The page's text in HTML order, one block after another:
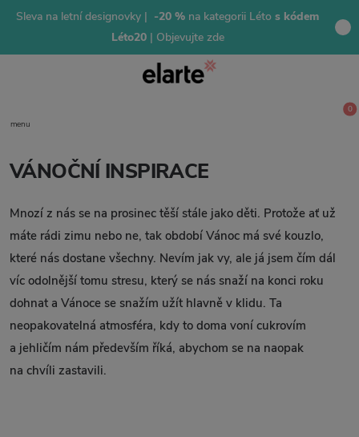
Sleva na letní designovky | -20 % na kategorii Léto s kódem
Léto20 | Objevujte zde
menu
0
VÁNOČNÍ INSPIRACE
Mnozí z nás se na prosinec těší stále jako děti. Protože ať už
máte rádi zimu nebo ne, tak období Vánoc má své kouzlo,
které nás dostane všechny. Nevím jak vy, ale já jsem čím dál
víc odolnější tomu stresu, který se nás snaží na konci roku
dohnat a Vánoce se snažím užít hlavně v klidu. Ta
neopakovatelná atmosféra, kdy to doma voní cukrovím
a jehličím nám především říká, abychom se na naopak
na chvíli zastavili.